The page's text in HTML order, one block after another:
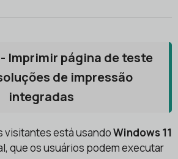
Imprimir página de teste
de impressão
integradas
visitantes está usandoWindows 11
que os usuários podem executar